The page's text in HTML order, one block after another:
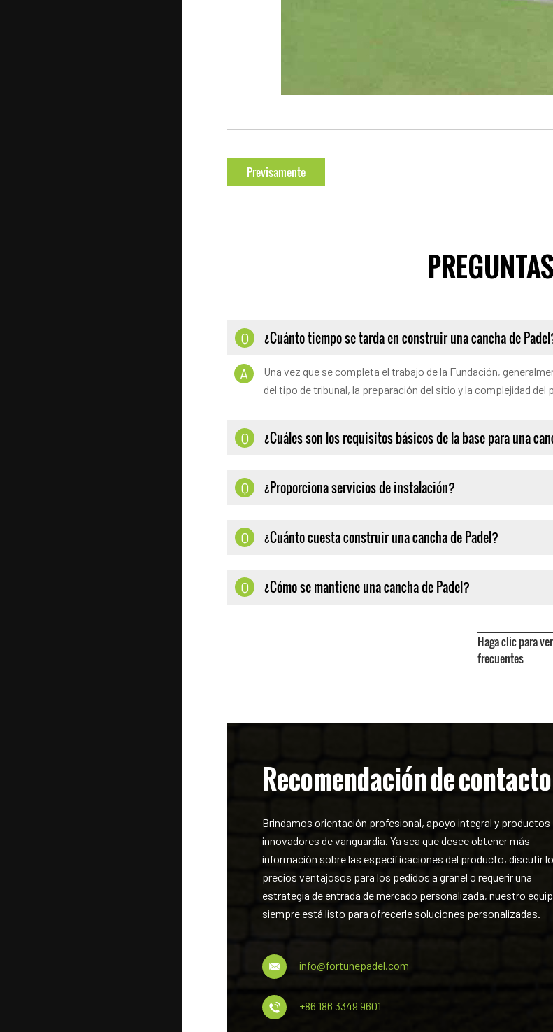
Previsamente
Q ¿Cuánto tiempo se tarda en construir una cancha de
A
Una vez que se completa el trabajo de la Fundación,
del tipo de tribunal, la preparación del sitio y la complejidad del
Q ¿Cuáles son los requisitos básicos de la base para una
Q ¿Proporciona servicios de instalación?
Q ¿Cuánto cuesta construir una cancha de Padel?
Q ¿Cómo se mantiene una cancha de Padel?
Haga clic para
frecuentes
Recomendación de contacto
Brindamos orientación profesional, apoyo integral y productos
innovadores de vanguardia. Ya sea que desee obtener más
información sobre las especificaciones del producto, discutir
precios ventajosos para los pedidos a granel o requerir una
estrategia de entrada de mercado personalizada, nuestro
siempre está listo para ofrecerle soluciones personalizadas.
info@fortunepadel.com
+86 186 3349 9601